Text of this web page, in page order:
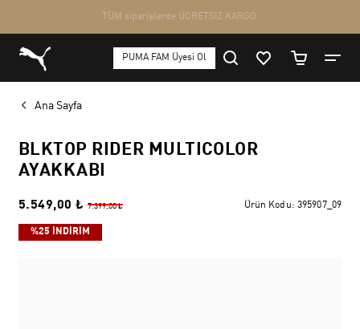
Ana Sayfa
BLKTOP RIDER MULTICOLOR
AYAKKABI
5.549,00 ₺ 7.399,00 ₺ Ürün Kodu: 395907_09
%25 İNDİRİM